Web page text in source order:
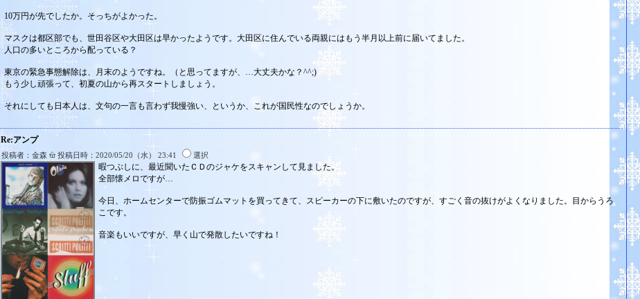
10万円が先でしたか。そっちがよかった。
マスクは都区部でも、世田谷区や大田区は早かったようです。大田区に住んでいる両親にはもう半月以上前に届いてました。
人口の多いところから配っている？
東京の緊急事態解除は、月末のようですね。（と思ってますが、…大丈夫かな？^^;)
もう少し頑張って、初夏の山から再スタートしましょう。
それにしても日本人は、文句の一言も言わず我慢強い、というか、これが国民性なのでしょうか。
Re:アンプ
投稿者：金森 投稿日時：2020/05/20（水） 23:41 選択
暇つぶしに、最近聞いたＣＤのジャケをスキャンして見ました。
全部懐メロですが…
今日、ホームセンターで防振ゴムマットを買ってきて、スピーカーの下に敷いたのですが、すごく音の抜けがよくなりました。目からうろ
こです。
音楽もいいですが、早く山で発散したいですね！